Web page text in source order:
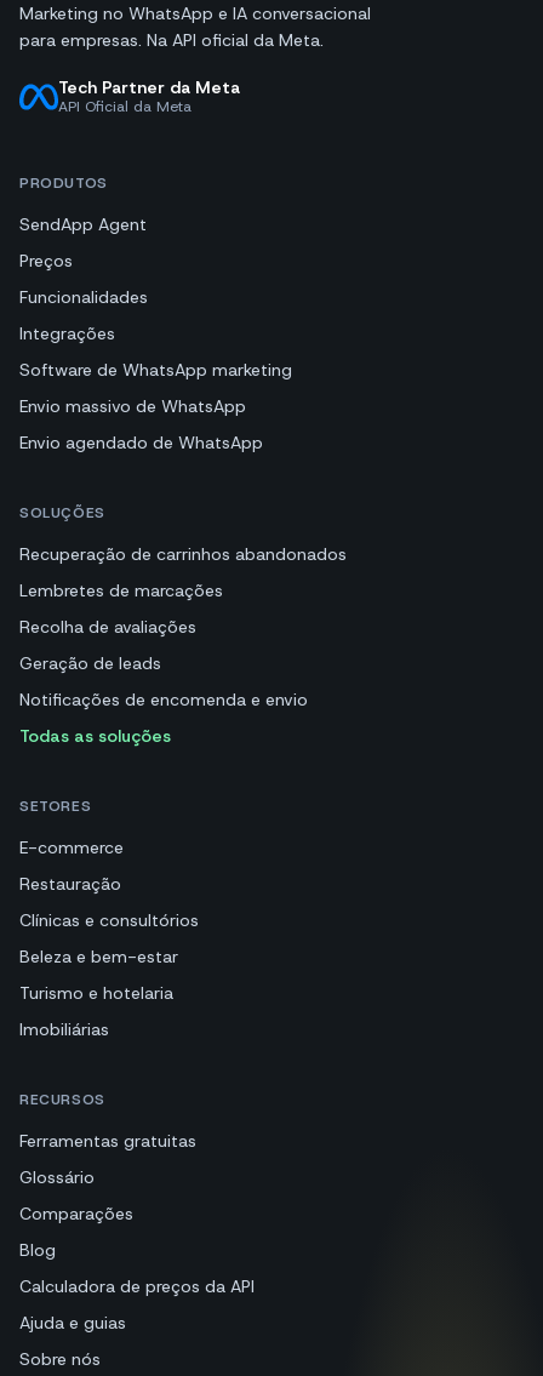
Marketing no WhatsApp e IA conversacional
para empresas. Na API oficial da Meta.
Tech Partner da Meta
API Oficial da Meta
PRODUTOS
SendApp Agent
Preços
Funcionalidades
Integrações
Software de WhatsApp marketing
Envio massivo de WhatsApp
Envio agendado de WhatsApp
SOLUÇÕES
Recuperação de carrinhos abandonados
Lembretes de marcações
Recolha de avaliações
Geração de leads
Notificações de encomenda e envio
Todas as soluções
SETORES
E-commerce
Restauração
Clínicas e consultórios
Beleza e bem-estar
Turismo e hotelaria
Imobiliárias
RECURSOS
Ferramentas gratuitas
Glossário
Comparações
Blog
Calculadora de preços da API
Ajuda e guias
Sobre nós